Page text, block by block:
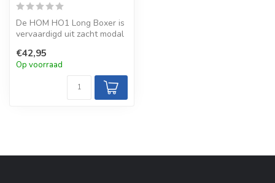
De HOM HO1 Long Boxer is
vervaardigd uit zacht modal
innovati...
€42,95
Op voorraad